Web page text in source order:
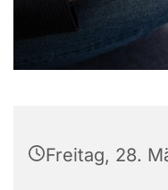
Freitag, 28.